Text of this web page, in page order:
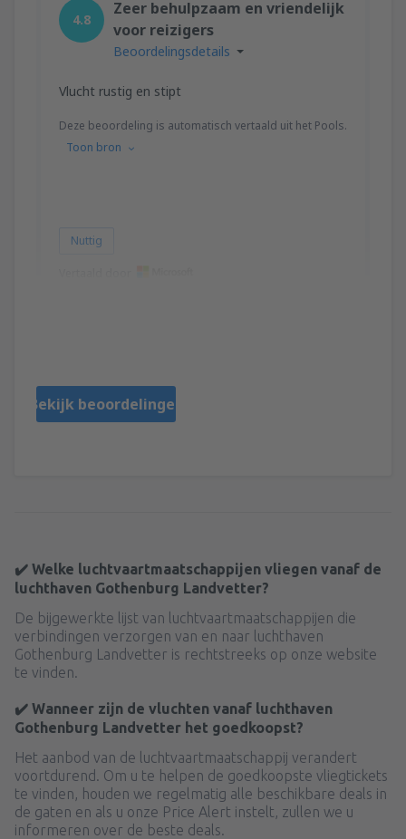
4.8
Zeer behulpzaam en vriendelijk
voor reizigers
Beoordelingsdetails
Vlucht rustig en stipt
Deze beoordeling is automatisch vertaald uit het Pools.
Toon bron
Nuttig
Bekijk beoordelingen
✔️ Welke luchtvaartmaatschappijen vliegen vanaf de
luchthaven Gothenburg Landvetter?
De bijgewerkte lijst van luchtvaartmaatschappijen die
verbindingen verzorgen van en naar luchthaven
Gothenburg Landvetter is rechtstreeks op onze website
te vinden.
✔️ Wanneer zijn de vluchten vanaf luchthaven
Gothenburg Landvetter het goedkoopst?
Het aanbod van de luchtvaartmaatschappij verandert
voortdurend. Om u te helpen de goedkoopste vliegtickets
te vinden, houden we regelmatig alle beschikbare deals in
de gaten en als u onze Price Alert instelt, zullen we u
informeren over de beste deals.